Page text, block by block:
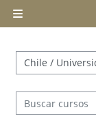
Panel lateral
Categorías
Buscar cursos